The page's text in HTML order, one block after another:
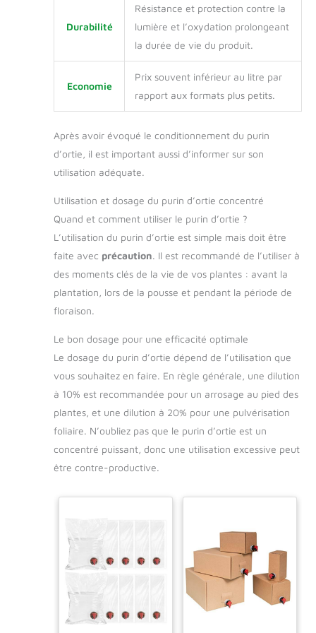
Durabilité
Résistance et protection contre la
lumière et l’oxydation prolongeant
la durée de vie du produit.
Economie
Prix souvent inférieur au litre par
rapport aux formats plus petits.
Après avoir évoqué le conditionnement du purin
d’ortie, il est important aussi d’informer sur son
utilisation adéquate.
Utilisation et dosage du purin d’ortie concentré
Quand et comment utiliser le purin d’ortie ?
L’utilisation du purin d’ortie est simple mais doit être
faite avec précaution. Il est recommandé de l’utiliser à
des moments clés de la vie de vos plantes : avant la
plantation, lors de la pousse et pendant la période de
floraison.
Le bon dosage pour une efficacité optimale
Le dosage du purin d’ortie dépend de l’utilisation que
vous souhaitez en faire. En règle générale, une dilution
à 10% est recommandée pour un arrosage au pied des
plantes, et une dilution à 20% pour une pulvérisation
foliaire. N’oubliez pas que le purin d’ortie est un
concentré puissant, donc une utilisation excessive peut
être contre-productive.